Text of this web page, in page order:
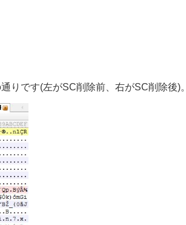
りです(左がSC削除前、右がSC削除後)。